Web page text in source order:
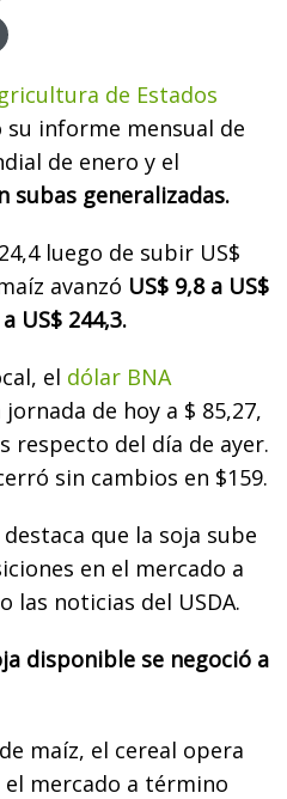
de Estados
su informe mensual de
de enero y el
subas generalizadas.
luego de subir US$
avanzó US$ 9,8 a US$
US$ 244,3.
el dólar BNA
de hoy a $ 85,27,
respecto del día de ayer.
sin cambios en $159.
que la soja sube
en el mercado a
las noticias del USDA.
disponible se negoció a
maíz, el cereal opera
el mercado a término